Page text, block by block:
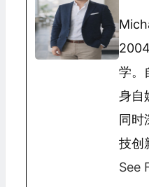
学。
身自
同时
技创
See